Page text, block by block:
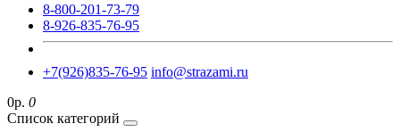
8-800-201-73-79
8-926-835-76-95
+7(926)835-76-95 info@strazami.ru
0р. 0
Список категорий